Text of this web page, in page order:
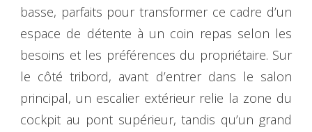
basse, parfaits pour transformer ce cadre d’un
espace de détente à un coin repas selon les
besoins et les préférences du propriétaire. Sur
le côté tribord, avant d’entrer dans le salon
principal, un escalier extérieur relie la zone du
cockpit au pont supérieur, tandis qu’un grand